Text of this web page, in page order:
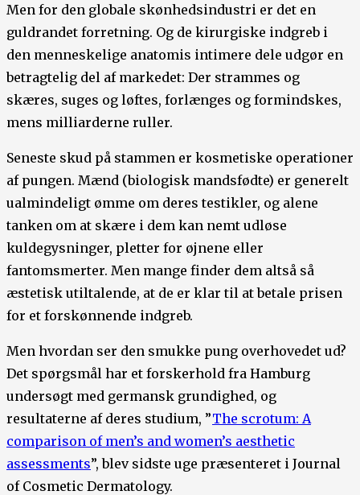
Men for den globale skønhedsindustri er det en
guldrandet forretning. Og de kirurgiske indgreb i
den menneskelige anatomis intimere dele udgør en
betragtelig del af markedet: Der strammes og
skæres, suges og løftes, forlænges og formindskes,
mens milliarderne ruller.
Seneste skud på stammen er kosmetiske operationer
af pungen. Mænd (biologisk mandsfødte) er generelt
ualmindeligt ømme om deres testikler, og alene
tanken om at skære i dem kan nemt udløse
kuldegysninger, pletter for øjnene eller
fantomsmerter. Men mange finder dem altså så
æstetisk utiltalende, at de er klar til at betale prisen
for et forskønnende indgreb.
Men hvordan ser den smukke pung overhovedet ud?
Det spørgsmål har et forskerhold fra Hamburg
undersøgt med germansk grundighed, og
resultaterne af deres studium, ”The scrotum: A
comparison of men’s and women’s aesthetic
assessments”, blev sidste uge præsenteret i Journal
of Cosmetic Dermatology.